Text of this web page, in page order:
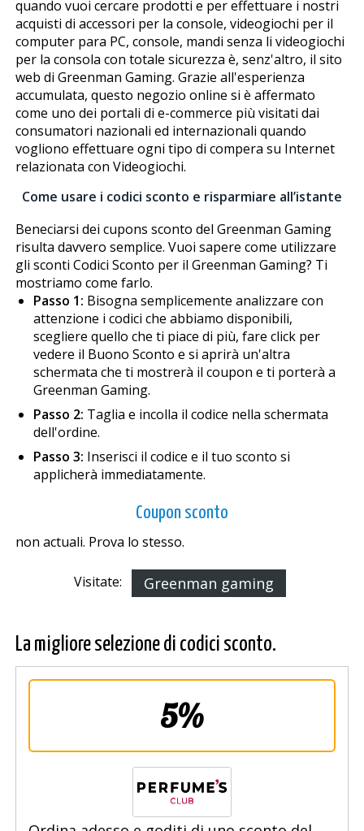
quando vuoi cercare prodotti e per effettuare i nostri
acquisti di accessori per la console, videogiochi per il
computer para PC, console, mandi senza fili videogiochi
per la consola con totale sicurezza è, senz'altro, il sito
web di Greenman Gaming. Grazie all'esperienza
accumulata, questo negozio online si è affermato
come uno dei portali di e-commerce più visitati dai
consumatori nazionali ed internazionali quando
vogliono effettuare ogni tipo di compera su Internet
relazionata con Videogiochi.
Come usare i codici sconto e risparmiare all’istante
Beneficiarsi dei cupons sconto del Greenman Gaming
risulta davvero semplice. Vuoi sapere come utilizzare
gli sconti Codici Sconto per il Greenman Gaming? Ti
mostriamo come farlo.
Passo 1: Bisogna semplicemente analizzare con
attenzione i codici che abbiamo disponibili,
scegliere quello che ti piace di più, fare click per
vedere il Buono Sconto e si aprirà un'altra
schermata che ti mostrerà il coupon e ti porterà a
Greenman Gaming.
Passo 2: Taglia e incolla il codice nella schermata
dell'ordine.
Passo 3: Inserisci il codice e il tuo sconto si
applicherà immediatamente.
Coupon sconto
non actuali. Prova lo stesso.
Visitate: Greenman gaming
La migliore selezione di codici sconto.
5%